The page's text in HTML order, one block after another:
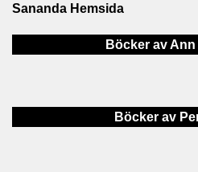
Sananda Hemsida
Böcker av
Böcker av